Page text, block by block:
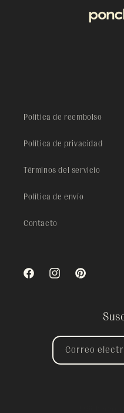
Política de reembolso
Política de privacidad
Términos del servicio
Política de envío
Contacto
FacebookInstagramPinterest
Correo